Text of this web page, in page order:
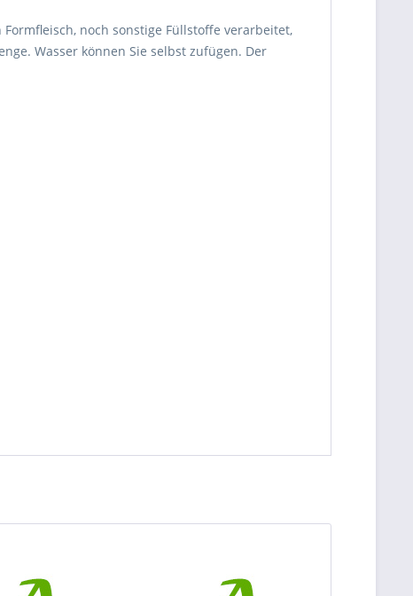
noch sonstige Füllstoffe verarbeitet,
Wasser können Sie selbst zufügen. Der